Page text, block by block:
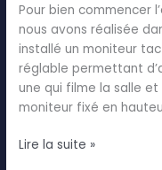
Pour bien commencer
nous avons réalisée
installé un moniteur
réglable permettant
une qui filme la salle et
moniteur fixé en
Lire la suite »